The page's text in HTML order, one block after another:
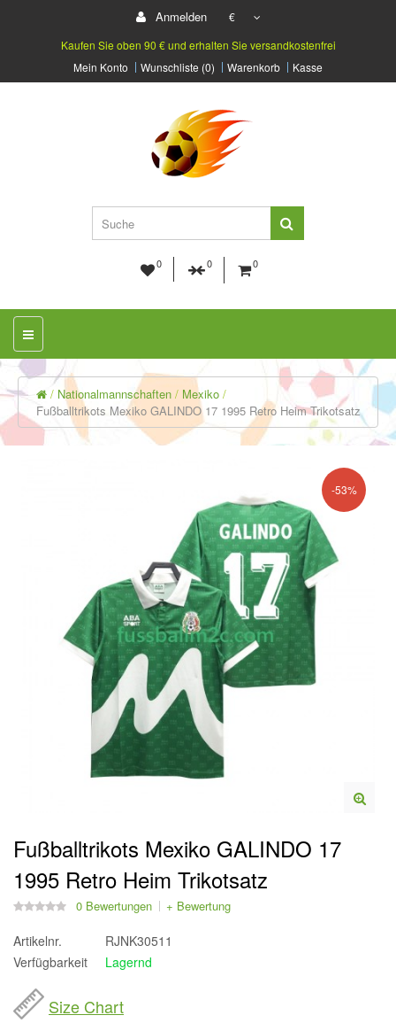
Anmelden
€
Kaufen Sie oben 90 € und erhalten Sie versandkostenfrei
Mein Konto
Wunschliste (0) Warenkorb Kasse
0 0 0
Nationalmannschaften
Mexiko
Fußballtrikots Mexiko GALINDO 17 1995 Retro Heim Trikotsatz
-53%
Fußballtrikots Mexiko GALINDO 17
1995 Retro Heim Trikotsatz
0 Bewertungen + Bewertung
Artikelnr.
RJNK30511
Verfügbarkeit
Lagernd
Size Chart